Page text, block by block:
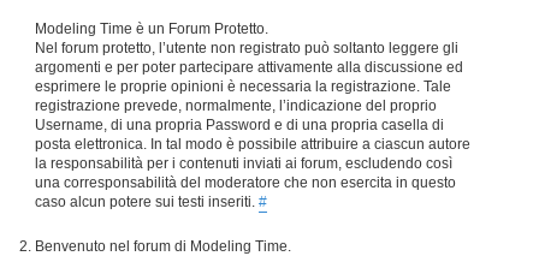
Modeling Time è un Forum Protetto.
Nel forum protetto, l’utente non registrato può soltanto leggere gli
argomenti e per poter partecipare attivamente alla discussione ed
esprimere le proprie opinioni è necessaria la registrazione. Tale
registrazione prevede, normalmente, l’indicazione del proprio
Username, di una propria Password e di una propria casella di
posta elettronica. In tal modo è possibile attribuire a ciascun autore
la responsabilità per i contenuti inviati ai forum, escludendo così
una corresponsabilità del moderatore che non esercita in questo
caso alcun potere sui testi inseriti. #
Benvenuto nel forum di Modeling Time.